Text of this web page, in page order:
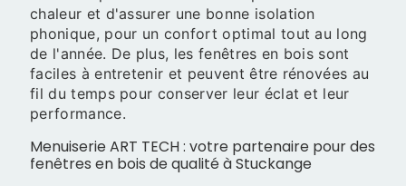
chaleur et d'assurer une bonne isolation
phonique, pour un confort optimal tout au long
de l'année. De plus, les fenêtres en bois sont
faciles à entretenir et peuvent être rénovées au
fil du temps pour conserver leur éclat et leur
performance.
Menuiserie ART TECH : votre partenaire pour des
fenêtres en bois de qualité à Stuckange